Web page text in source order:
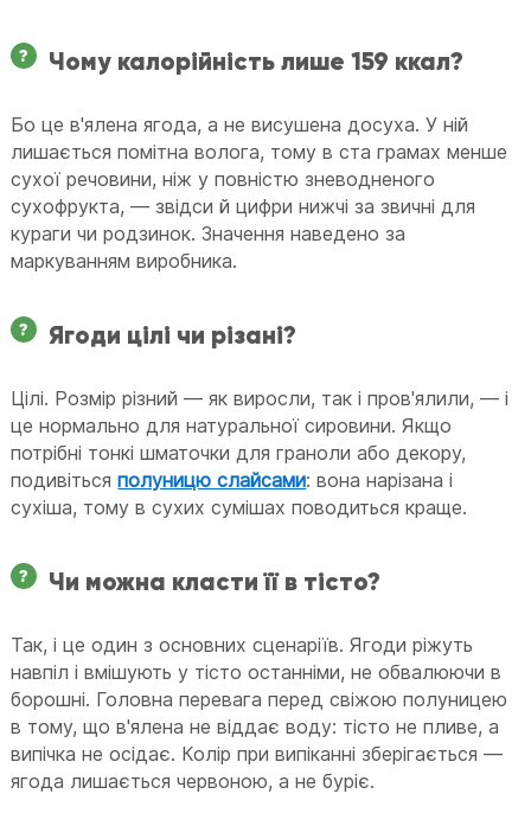
Чому калорійність лише 159 ккал?
Бо це в'ялена ягода, а не висушена досуха. У ній
лишається помітна волога, тому в ста грамах менше
сухої речовини, ніж у повністю зневодненого
сухофрукта, — звідси й цифри нижчі за звичні для
кураги чи родзинок. Значення наведено за
маркуванням виробника.
Ягоди цілі чи різані?
Цілі. Розмір різний — як виросли, так і пров'ялили, — і
це нормально для натуральної сировини. Якщо
потрібні тонкі шматочки для граноли або декору,
подивітьсяполуницю слайсами: вона нарізана і
сухіша, тому в сухих сумішах поводиться краще.
Чи можна класти її в тісто?
Так, і це один з основних сценаріїв. Ягоди ріжуть
навпіл і вмішують у тісто останніми, не обвалюючи в
борошні. Головна перевага перед свіжою полуницею
в тому, що в'ялена не віддає воду: тісто не пливе, а
випічка не осідає. Колір при випіканні зберігається —
ягода лишається червоною, а не буріє.